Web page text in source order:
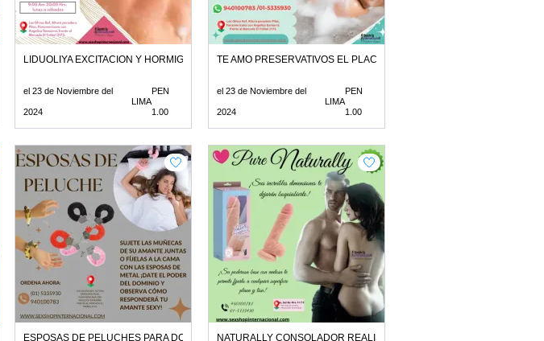
LIDUOLIYA EXCITACION Y HORMIGUEO AL 100
el 23 de Noviembre del
2024
LIMA
PEN
1.00
TE AMO PRESERVATIVOS EL PLACER DE CUIDARNOS
el 23 de Noviembre del
2024
LIMA
PEN
1.00
PELVICO
ESPOSAS DE PELUCHES PARA DOMINAR A TU AMANTENATURALLY CONSOLADOR REALISTA